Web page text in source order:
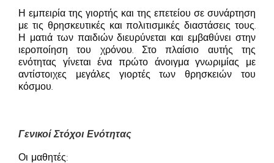
Η εμπειρία της γιορτής και της επετείου σε συνάρτηση
με τις θρησκευτικές και πολιτισμικές διαστάσεις τους.
Η ματιά των παιδιών διευρύνεται και εμβαθύνει στην
ιεροποίηση του χρόνου. Στο πλαίσιο αυτής της
ενότητας γίνεται ένα πρώτο άνοιγμα γνωριμίας με
αντίστοιχες μεγάλες γιορτές των θρησκειών του
κόσμου.
Γενικοί Στόχοι Ενότητας
Οι μαθητές: